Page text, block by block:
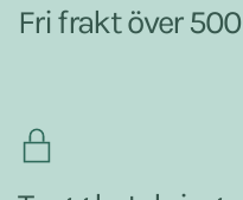
Fri frakt över 500